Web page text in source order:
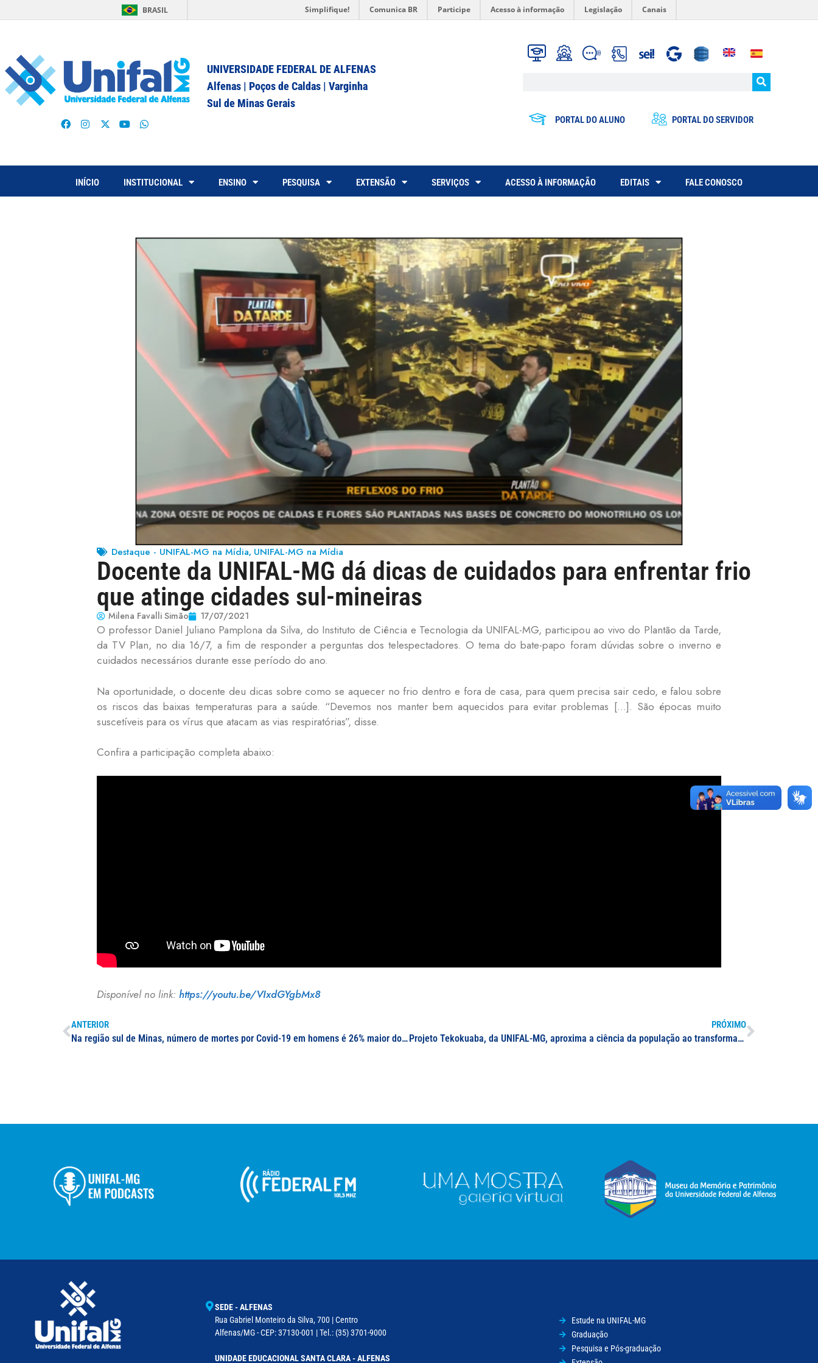
BRASIL Simplifique! Comunica BR Participe Acesso à informação Legislação Canais
UNIVERSIDADE FEDERAL DE ALFENAS
Alfenas | Poços de Caldas | Varginha
Sul de Minas Gerais
PORTAL DO ALUNO PORTAL DO SERVIDOR
INÍCIO INSTITUCIONAL ENSINO PESQUISA EXTENSÃO SERVIÇOS ACESSO À INFORMAÇÃO EDITAIS FALE CONOSCO
Destaque - UNIFAL-MG na Mídia, UNIFAL-MG na Mídia
Docente da UNIFAL-MG dá dicas de cuidados para enfrentar frio
que atinge cidades sul-mineiras
Milena Favalli Simão 17/07/2021
O professor Daniel Juliano Pamplona da Silva, do Instituto de Ciência e Tecnologia da UNIFAL-MG, participou ao vivo do Plantão da Tarde,
da TV Plan, no dia 16/7, a fim de responder a perguntas dos telespectadores. O tema do bate-papo foram dúvidas sobre o inverno e
cuidados necessários durante esse período do ano.
Na oportunidade, o docente deu dicas sobre como se aquecer no frio dentro e fora de casa, para quem precisa sair cedo, e falou sobre
os riscos das baixas temperaturas para a saúde. “Devemos nos manter bem aquecidos para evitar problemas […]. São épocas muito
suscetíveis para os vírus que atacam as vias respiratórias”, disse.
Confira a participação completa abaixo:
Disponível no link: https://youtu.be/VIxdGYgbMx8
ANTERIOR
Na região sul de Minas, número de mortes por Covid-19 em homens é 26% maior do que em mulheres, indica estudo da UNIFAL-MG
PRÓXIMO
Projeto Tekokuaba, da UNIFAL-MG, aproxima a ciência da população ao transformar temas complexos em conteúdo de fácil acesso em vídeo; nome do projeto significa “conhecimento das coisas” em tupi
SEDE - ALFENAS
Rua Gabriel Monteiro da Silva, 700 | Centro
Alfenas/MG - CEP: 37130-001 | Tel.: (35) 3701-9000
UNIDADE EDUCACIONAL SANTA CLARA - ALFENAS
Estude na UNIFAL-MG
Graduação
Pesquisa e Pós-graduação